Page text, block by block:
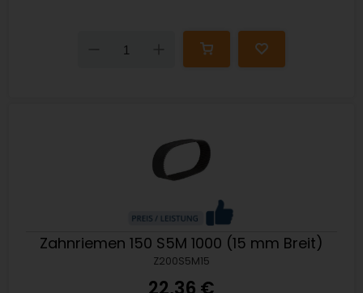
Down
Zahnriemen 150 S5M 1000 (15 mm Breit)
Z200S5M15